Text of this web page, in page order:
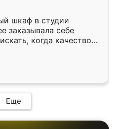
шкаф в студии
заказывала себе
когда качеством
кухня уже почти
нет.
Еще